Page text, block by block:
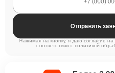
Нажимая на кнопку, я даю согласие
соответствии с политикой